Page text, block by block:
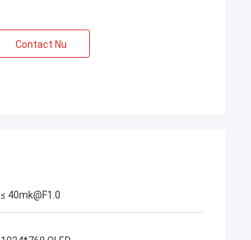
Contact Nu
≤ 40mk@F1.0